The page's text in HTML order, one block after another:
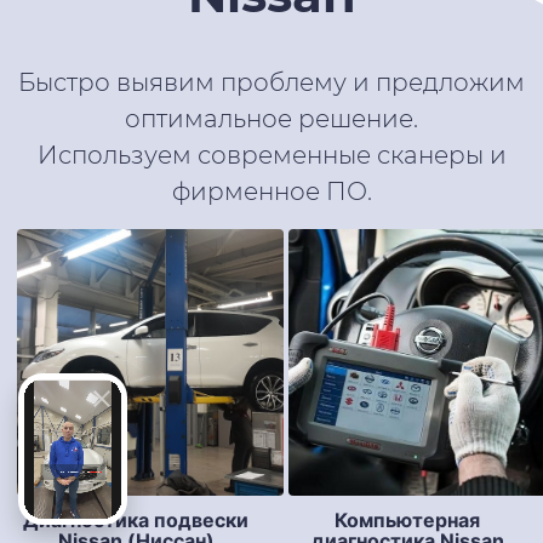
Быстро выявим проблему и предложим
оптимальное решение.
Используем современные сканеры и
фирменное ПО.
Диагностика подвески
Компьютерная